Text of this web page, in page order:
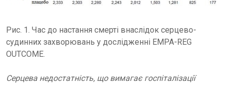
Рис. 1. Час до настання смерті внаслідок серцево-
судинних захворювань у дослідженні EMPA-REG
OUTCOME.
Серцева недостатність, що вимагає госпіталізації